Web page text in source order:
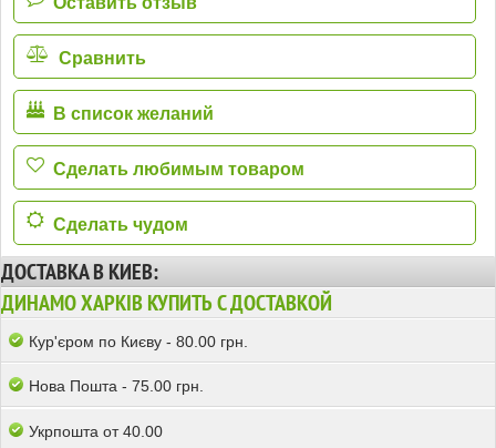
Сравнить
В список желаний
Сделать любимым товаром
Сделать чудом
ДОСТАВКА В КИЕВ:
ДИНАМО ХАРКІВ КУПИТЬ С ДОСТАВКОЙ
Кур'єром по Києву - 80.00 грн.
Нова Пошта - 75.00 грн.
Укрпошта от 40.00